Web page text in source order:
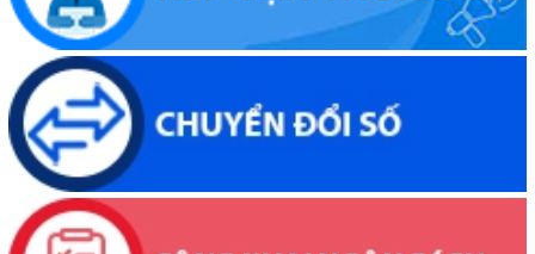
(06/08/2026, 00:00)
Thông báo về việc niêm yết, công khai hồ sơ mất Giấy chứng nhận
quyền sử dụng đất mang tên bà Nguyễn Thị Hạnh. Thường trú tại:
Phường Buôn Hồ, tỉnh Đắk Lắk
(06/08/2026, 00:00)
Thông báo về việc niêm yết, công khai hồ sơ mất Giấy chứng nhận
quyền sử dụng đất mang tên ông Phạm Quốc Việt và bà Nông Thị